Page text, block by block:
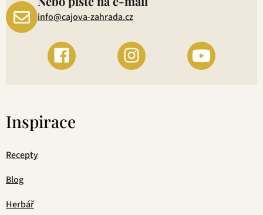
info@cajova-zahrada.cz
Inspirace
Recepty
Blog
Herbář